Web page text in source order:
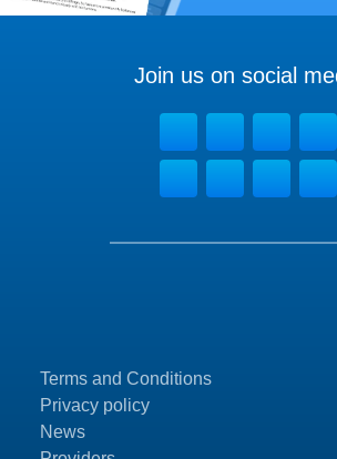
Terms and Conditions
Privacy policy
News
Join us on social